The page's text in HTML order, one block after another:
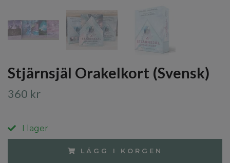
Stjärnsjäl Orakelkort (Svensk)
360 kr
I lager
LÄGG I KORGEN